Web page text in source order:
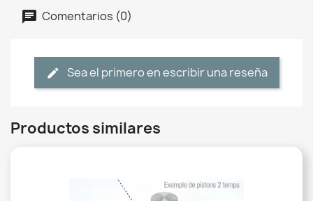
Comentarios (0)
Sea el primero en escribir una reseña
Productos similares